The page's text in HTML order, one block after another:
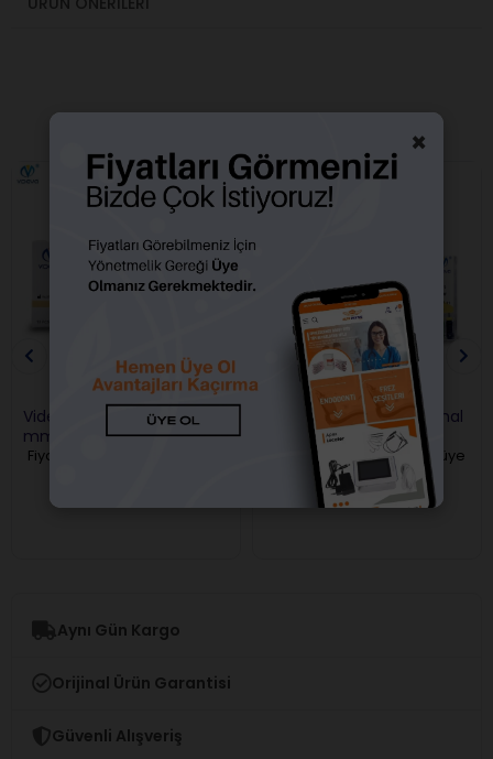
Videya Spreaders Eğe 25
mm
Fiyatları görebilmek için üye
Videya H.file Manuel Kanal
Fiyatları görebilmek için üye
girişi yapmalısınız.
Aynı Gün Kargo
Orijinal Ürün Garantisi
Güvenli Alışveriş
×